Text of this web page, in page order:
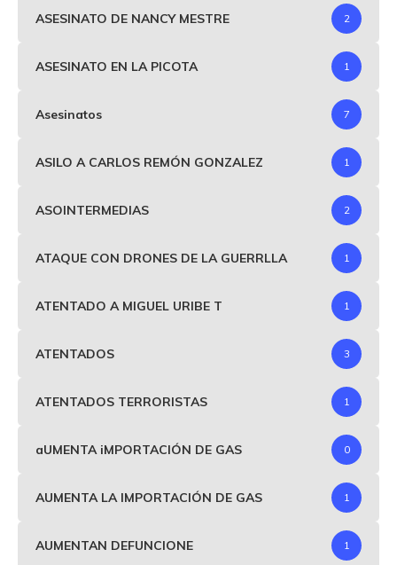
ASESINATO DE NANCY MESTRE 2
ASESINATO EN LA PICOTA 1
Asesinatos 7
ASILO A CARLOS REMÓN GONZALEZ 1
ASOINTERMEDIAS 2
ATAQUE CON DRONES DE LA GUERRLLA 1
ATENTADO A MIGUEL URIBE T 1
ATENTADOS 3
ATENTADOS TERRORISTAS 1
aUMENTA iMPORTACIÓN DE GAS 0
AUMENTA LA IMPORTACIÓN DE GAS 1
AUMENTAN DEFUNCIONE 1